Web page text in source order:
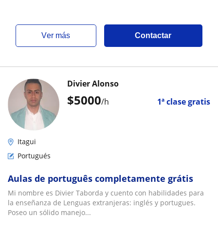
ver más Contactar
$5000/h 1ª clase gratis
Divier Alonso
Itagui
Portugués
Aulas de português completamente grátis
Mi nombre es Divier Taborda y cuento con habilidades para
la enseñanza de Lenguas extranjeras: inglés y portugues.
Poseo un sólido manejo...